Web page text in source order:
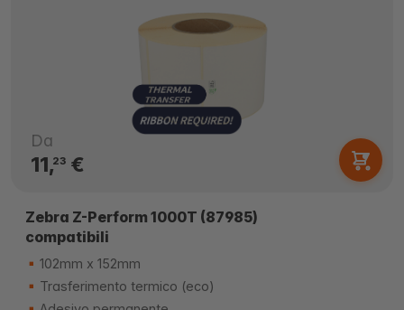
Da
11,23€
Zebra Z-Perform 1000T (87985)
compatibili
102mm x 152mm
Trasferimento termico (eco)